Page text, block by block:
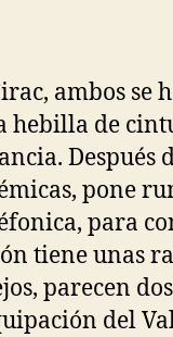
ambos se
hebilla de
Después
pone
para
tiene unas
parecen
del